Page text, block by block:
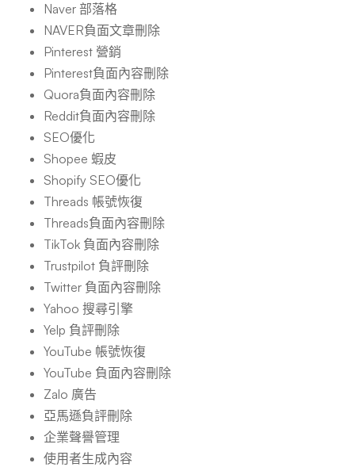
Naver 部落格
NAVER負面文章刪除
Pinterest 營銷
Pinterest負面內容刪除
Quora負面內容刪除
Reddit負面內容刪除
SEO優化
Shopee 蝦皮
Shopify SEO優化
Threads 帳號恢復
Threads負面內容刪除
TikTok 負面內容刪除
Trustpilot 負評刪除
Twitter 負面內容刪除
Yahoo 搜尋引擎
Yelp 負評刪除
YouTube 帳號恢復
YouTube 負面內容刪除
Zalo 廣告
亞馬遜負評刪除
企業聲譽管理
使用者生成內容